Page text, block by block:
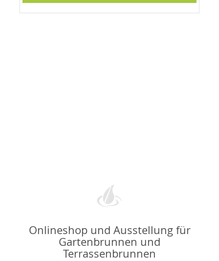
Onlineshop und Ausstellung für
Gartenbrunnen und
Terrassenbrunnen